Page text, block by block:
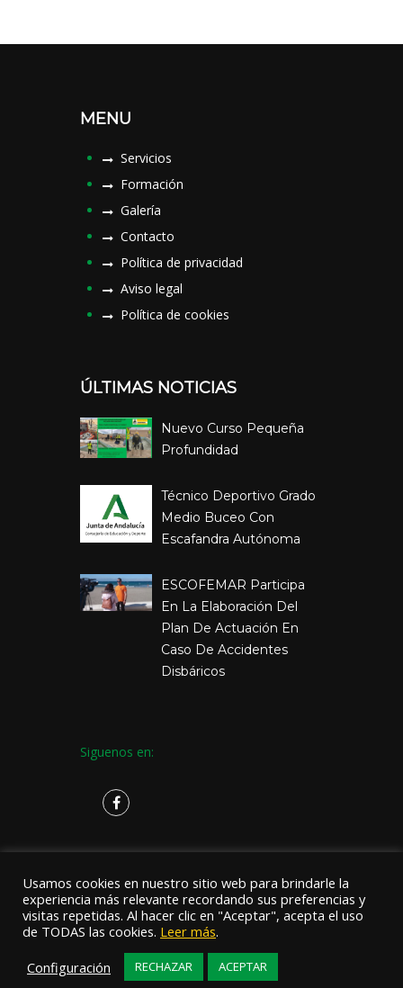
MENU
Servicios
Formación
Galería
Contacto
Política de privacidad
Aviso legal
Política de cookies
ÚLTIMAS NOTICIAS
Nuevo Curso Pequeña
Profundidad
Técnico Deportivo Grado
Medio Buceo Con
Escafandra Autónoma
ESCOFEMAR Participa
En La Elaboración Del
Plan De Actuación En
Caso De Accidentes
Disbáricos
Siguenos en:
Copyright © 2019 Escofemar
Usamos cookies en nuestro sitio web para brindarle la
experiencia más relevante recordando sus preferencias y
visitas repetidas. Al hacer clic en "Aceptar", acepta el uso
de TODAS las cookies. Leer más.
Configuración
RECHAZAR ACEPTAR